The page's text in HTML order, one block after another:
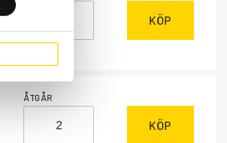
KÖP
ÅTGÅR
KÖP